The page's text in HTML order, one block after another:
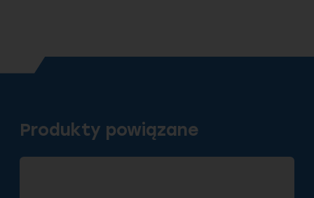
Produkty powiązane